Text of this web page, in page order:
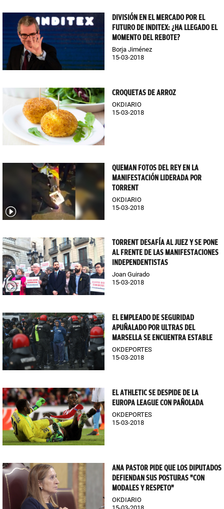
DIVISIÓN EN EL MERCADO POR EL
FUTURO DE INDITEX: ¿HA LLEGADO EL
MOMENTO DEL REBOTE?
Borja Jiménez
15-03-2018
CROQUETAS DE ARROZ
OKDIARIO
15-03-2018
QUEMAN FOTOS DEL REY EN LA
MANIFESTACIÓN LIDERADA POR
TORRENT
OKDIARIO
15-03-2018
TORRENT DESAFÍA AL JUEZ Y SE PONE
AL FRENTE DE LAS MANIFESTACIONES
INDEPENDENTISTAS
Joan Guirado
15-03-2018
EL EMPLEADO DE SEGURIDAD
APUÑALADO POR ULTRAS DEL
MARSELLA SE ENCUENTRA ESTABLE
OKDEPORTES
15-03-2018
EL ATHLETIC SE DESPIDE DE LA
EUROPA LEAGUE CON PAÑOLADA
OKDEPORTES
15-03-2018
ANA PASTOR PIDE QUE LOS DIPUTADOS
DEFIENDAN SUS POSTURAS "CON
MODALES Y RESPETO"
OKDIARIO
15-03-2018